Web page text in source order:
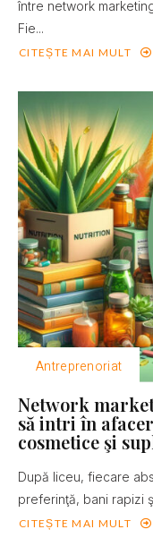
între network
Fie...
CITEȘTE MAI MULT
Antreprenoriat
Network
să intri în
cosmetice şi
După liceu, fiecare
preferinţă, bani rapizi
CITEȘTE MAI MULT